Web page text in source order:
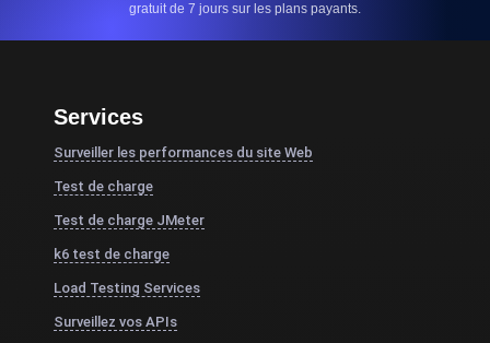
gratuit de 7 jours sur les plans payants.
Services
Surveiller les performances du site Web
Test de charge
Test de charge JMeter
k6 test de charge
Load Testing Services
Surveillez vos APIs